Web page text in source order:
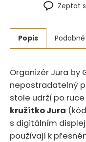
Zeptat
Popis
Organizér Jura by
nepostradatelný
stole udrží po
kružítko Jura
s digitálním
používají k